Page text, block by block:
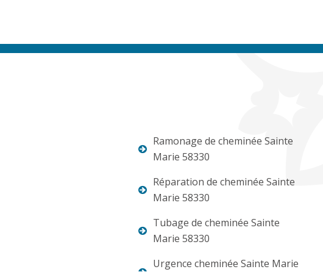
Ramonage de cheminée Sainte
Marie 58330
Réparation de cheminée Sainte
Marie 58330
Tubage de cheminée Sainte
Marie 58330
Urgence cheminée Sainte Marie